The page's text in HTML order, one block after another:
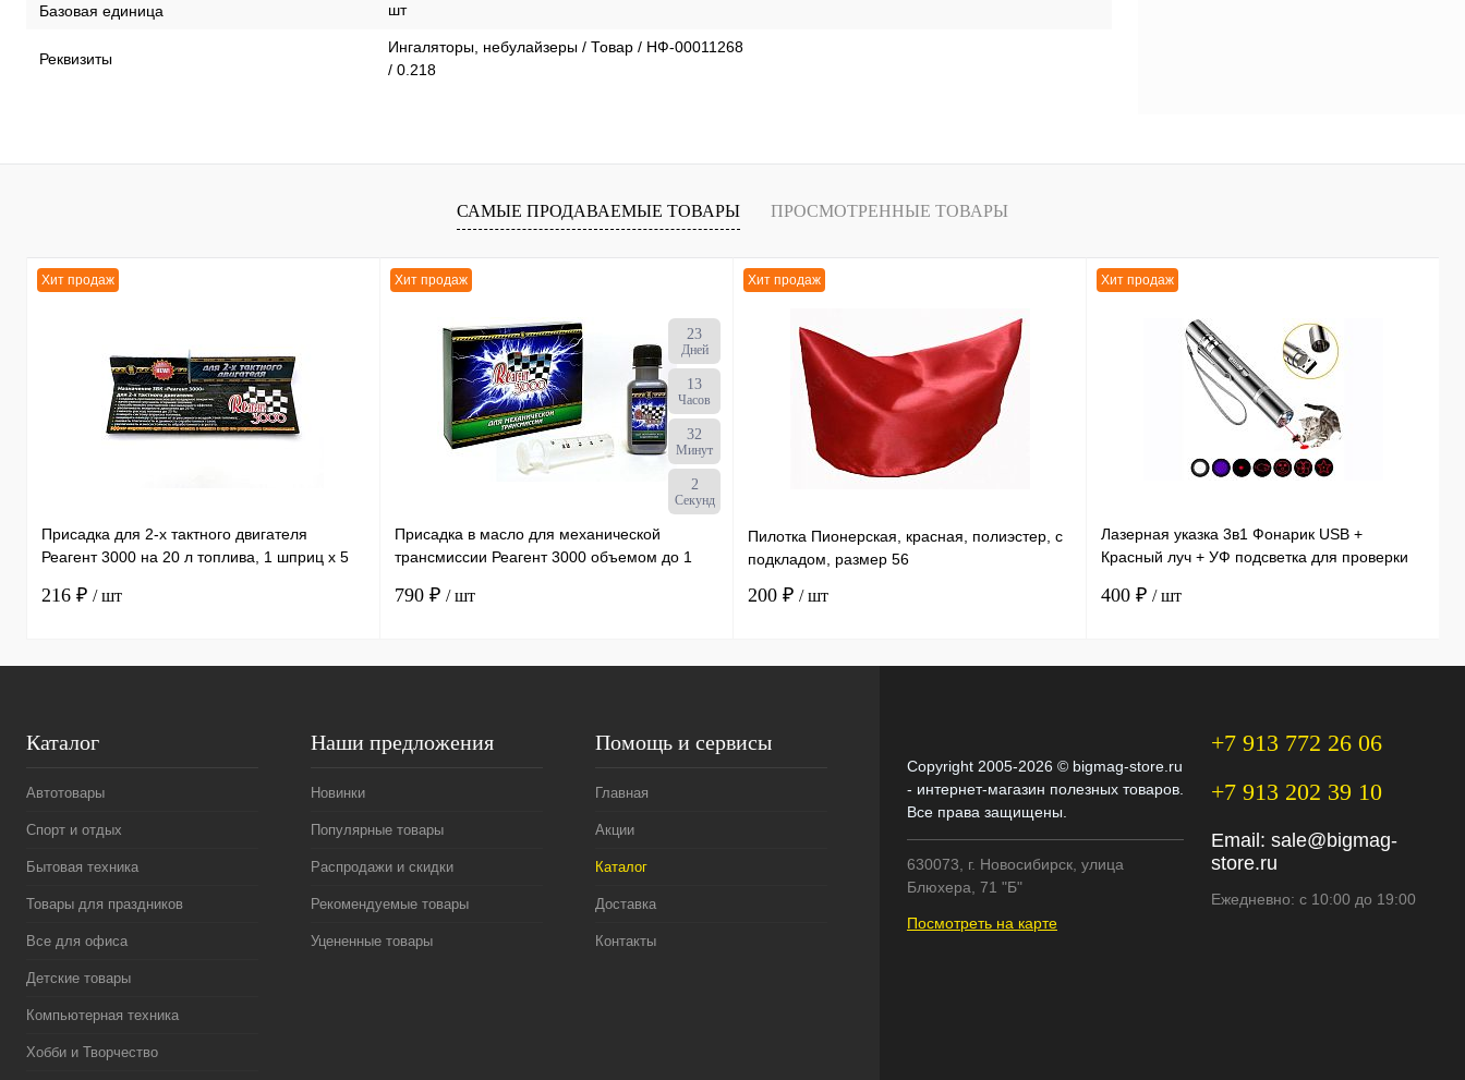
Базовая единица шт
Реквизиты
Ингаляторы, небулайзеры / Товар / НФ-00011268
/ 0.218
САМЫЕ ПРОДАВАЕМЫЕ ТОВАРЫ ПРОСМОТРЕННЫЕ ТОВАРЫ
Хит продаж
Присадка для 2-х тактного двигателя
Реагент 3000 на 20 л топлива, 1 шприц х 5
216 ₽ / шт
Хит продаж
23
Дней
13
Часов
32
Минут
2
Секунд
Присадка в масло для механической
трансмиссии Реагент 3000 объемом до 1
790 ₽ / шт
Хит продаж
Пилотка Пионерская, красная, полиэстер, с
подкладом, размер 56
200 ₽ / шт
Хит продаж
Лазерная указка 3в1 Фонарик USB +
Красный луч + УФ подсветка для проверки
400 ₽ / шт
Каталог
Автотовары
Спорт и отдых
Бытовая техника
Товары для праздников
Все для офиса
Детские товары
Компьютерная техника
Хобби и Творчество
Наши предложения
Новинки
Популярные товары
Распродажи и скидки
Рекомендуемые товары
Уцененные товары
Помощь и сервисы
Главная
Акции
Каталог
Доставка
Контакты
Copyright 2005-2026 © bigmag-store.ru
- интернет-магазин полезных товаров.
Все права защищены.
630073, г. Новосибирск, улица
Блюхера, 71 "Б"
Посмотреть на карте
+7 913 772 26 06
+7 913 202 39 10
Email: sale@bigmag-
store.ru
Ежедневно: с 10:00 до 19:00